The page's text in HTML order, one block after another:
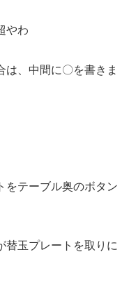
やわ
、中間に〇を書きま
をテーブル奥のボタン
替玉プレートを取りに